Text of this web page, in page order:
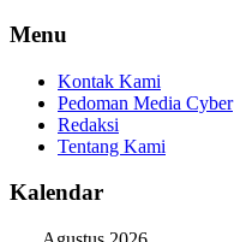
Menu
Kontak Kami
Pedoman Media Cyber
Redaksi
Tentang Kami
Kalendar